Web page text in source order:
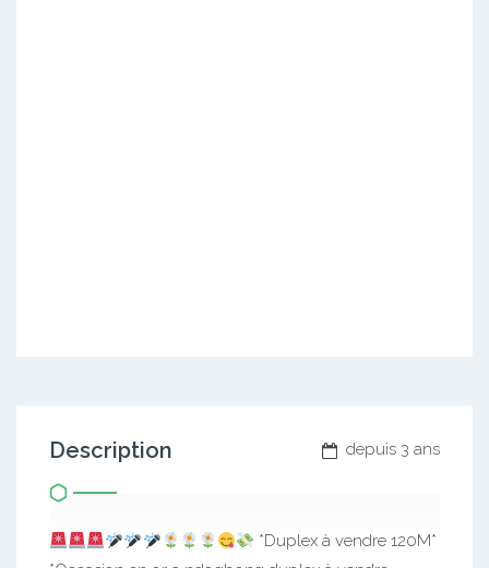
depuis 3 ans
Description
*Duplex à vendre 120M*